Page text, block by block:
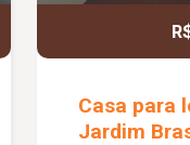
Casa para
Jardim